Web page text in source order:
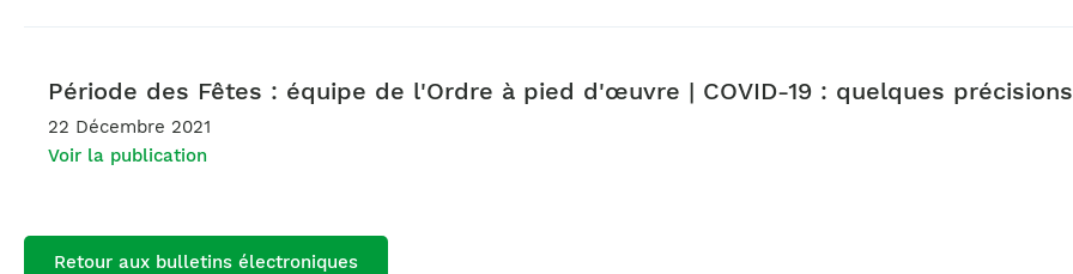
Commande de matériel
Diplômés en France
Identité visuelle
Fellow
Période des Fêtes : équipe de l'Ordre à pied d'œuvre | COVID-19 : quelques précisions
22 Décembre 2021
Voir la publication
Retour aux bulletins électroniques